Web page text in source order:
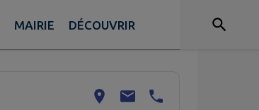
MAIRIE DÉCOUVRIR